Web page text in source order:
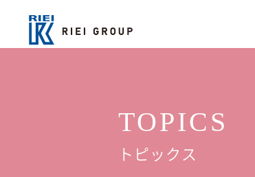
TOPICS
トピックス